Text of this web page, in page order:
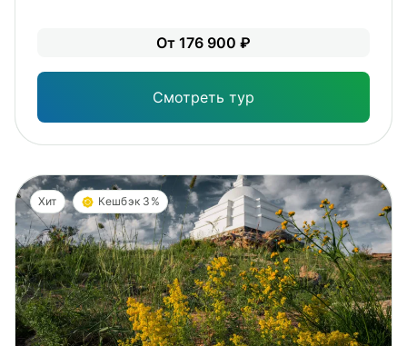
От 176 900 ₽
Смотреть тур
Хит Кешбэк 3%